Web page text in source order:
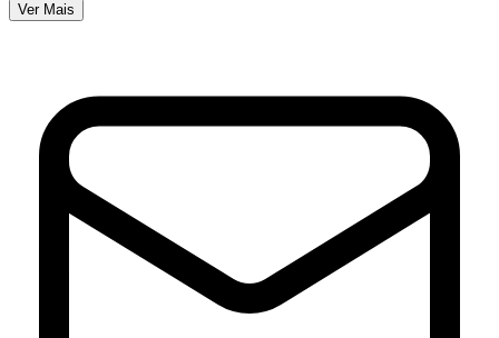
Ver Mais